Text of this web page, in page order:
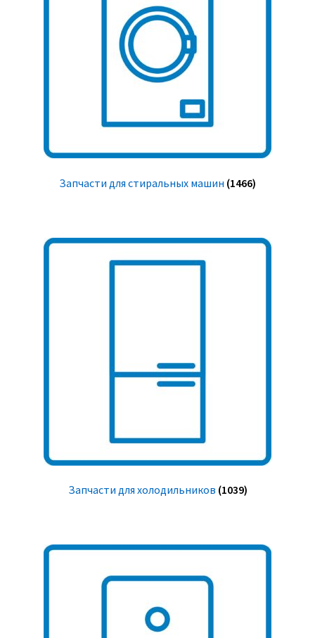
Запчасти для стиральных машин (1466)
Запчасти для холодильников (1039)